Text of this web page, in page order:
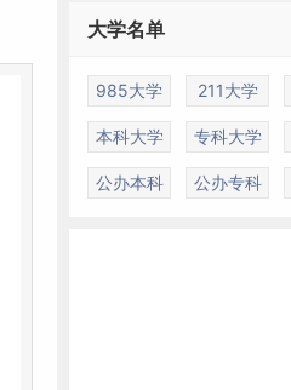
大学名单
985大学 211大学
本科大学 专科大学
公办本科 公办专科